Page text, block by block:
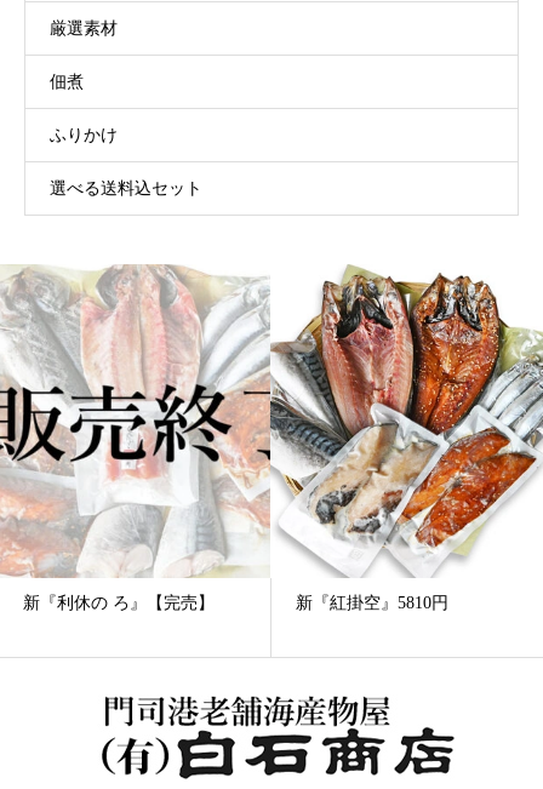
厳選素材
佃煮
ふりかけ
選べる送料込セット
新『紅掛空』5810円 新『菖蒲』8620円